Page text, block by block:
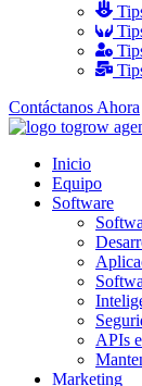
Contáctanos Ahora
Inicio
Equipo
Software
APIs
Marketing